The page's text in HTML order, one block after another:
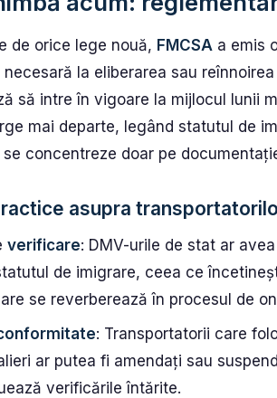
de orice lege nouă, FMCSA a emis
la eliberarea sau
să intre în vigoare la mijlocul lunii
mai departe, legând statutul de
se concentreze doar pe
asupra
verificare: DMV-urile de stat ar
de imigrare, ceea ce
se reverberează în procesul de
: Transportatorii care
ar putea fi amendați sau
verificările întărite.